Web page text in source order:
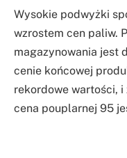
Wysokie podwyżki
wzrostem cen paliw.
magazynowania jest
cenie końcowej
rekordowe wartości,
cena pouplarnej 95